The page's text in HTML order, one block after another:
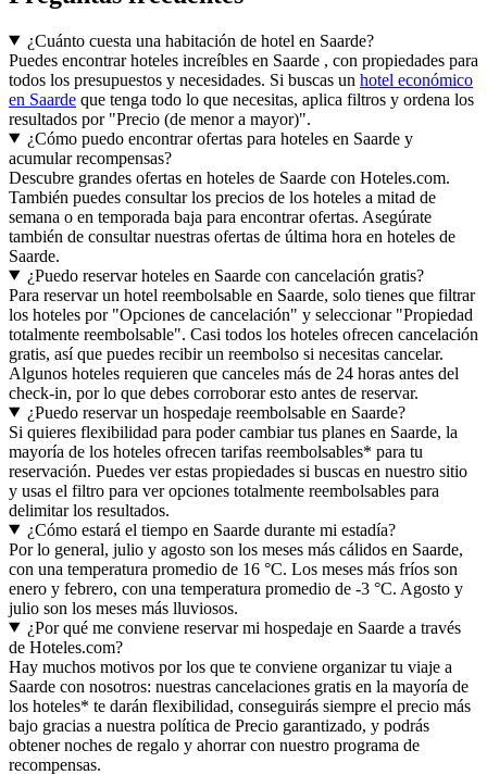
¿Cuánto cuesta una habitación de hotel en Saarde?
Puedes encontrar hoteles increíbles en Saarde , con propiedades para
todos los presupuestos y necesidades. Si buscas un hotel económico
en Saarde que tenga todo lo que necesitas, aplica filtros y ordena los
resultados por "Precio (de menor a mayor)".
¿Cómo puedo encontrar ofertas para hoteles en Saarde y
acumular recompensas?
Descubre grandes ofertas en hoteles de Saarde con Hoteles.com.
También puedes consultar los precios de los hoteles a mitad de
semana o en temporada baja para encontrar ofertas. Asegúrate
también de consultar nuestras ofertas de última hora en hoteles de
Saarde.
¿Puedo reservar hoteles en Saarde con cancelación gratis?
Para reservar un hotel reembolsable en Saarde, solo tienes que filtrar
los hoteles por "Opciones de cancelación" y seleccionar "Propiedad
totalmente reembolsable". Casi todos los hoteles ofrecen cancelación
gratis, así que puedes recibir un reembolso si necesitas cancelar.
Algunos hoteles requieren que canceles más de 24 horas antes del
check-in, por lo que debes corroborar esto antes de reservar.
¿Puedo reservar un hospedaje reembolsable en Saarde?
Si quieres flexibilidad para poder cambiar tus planes en Saarde, la
mayoría de los hoteles ofrecen tarifas reembolsables* para tu
reservación. Puedes ver estas propiedades si buscas en nuestro sitio
y usas el filtro para ver opciones totalmente reembolsables para
delimitar los resultados.
¿Cómo estará el tiempo en Saarde durante mi estadía?
Por lo general, julio y agosto son los meses más cálidos en Saarde,
con una temperatura promedio de 16 °C. Los meses más fríos son
enero y febrero, con una temperatura promedio de -3 °C. Agosto y
julio son los meses más lluviosos.
¿Por qué me conviene reservar mi hospedaje en Saarde a través
de Hoteles.com?
Hay muchos motivos por los que te conviene organizar tu viaje a
Saarde con nosotros: nuestras cancelaciones gratis en la mayoría de
los hoteles* te darán flexibilidad, conseguirás siempre el precio más
bajo gracias a nuestra política de Precio garantizado, y podrás
obtener noches de regalo y ahorrar con nuestro programa de
recompensas.